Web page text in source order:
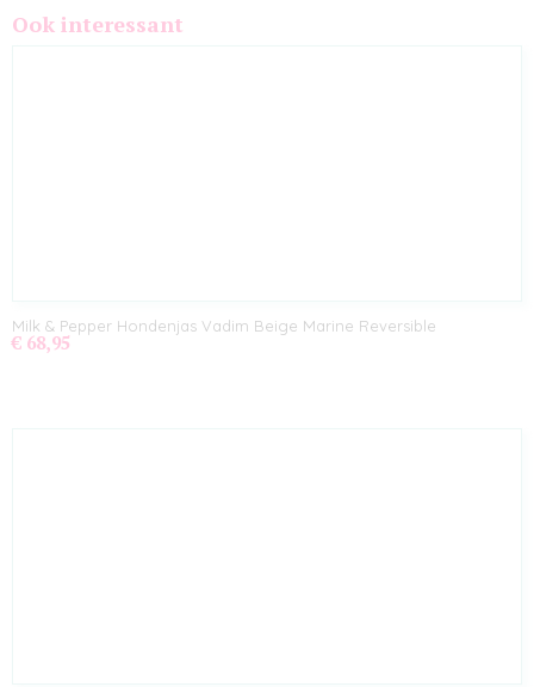
Ook interessant
Milk & Pepper Hondenjas Vadim Beige Marine Reversible
€ 68,95